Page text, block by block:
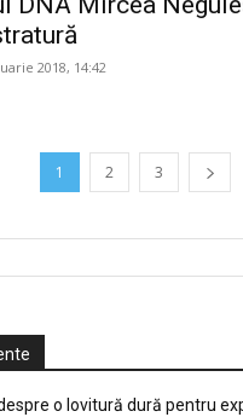
2018, 14:42
1 2 3
o lovitură dură pentru